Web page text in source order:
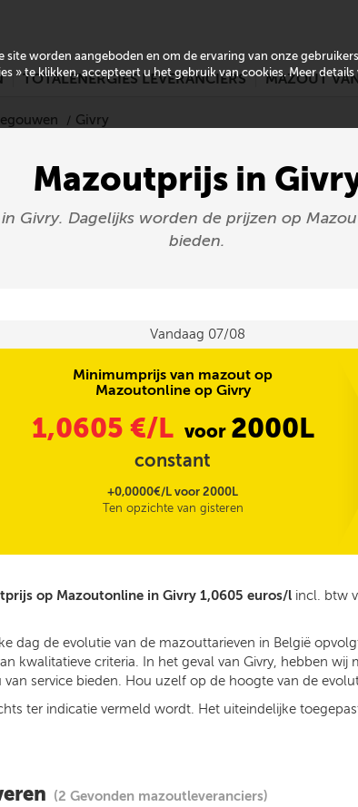
TOTALENERGIES LEVERANCIERS MAZOUT
Givry
Mazoutprijs in
Givry. Dagelijks worden de prijzen op
bieden.
Vandaag 07/08
Minimumprijs van mazout op
Mazoutonline op Givry
1,0605 €/L voor 2000L
constant
+0,0000€/L voor 2000L
Ten opzichte van gisteren
op Mazoutonline in Givry 1,0605 euros/l incl. btw
dag de evolutie van de mazouttarieven in België
kwalitatieve criteria. In het geval van Givry, hebben
service bieden. Hou uzelf op de hoogte van de
ter indicatie vermeld wordt. Het uiteindelijke
(2 Gevonden mazoutleveranciers)
worden aangeboden en om de ervaring van onze
» te klikken, accepteert u het gebruik van cookies. Meer